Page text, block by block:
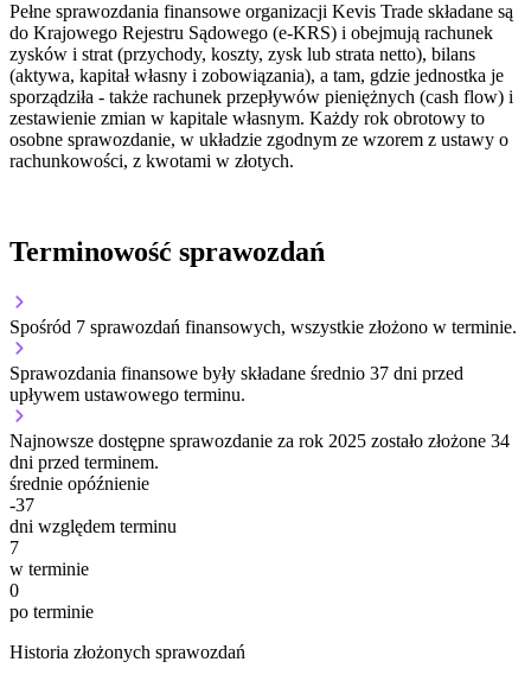
Pełne sprawozdania finansowe organizacji Kevis Trade składane są
do Krajowego Rejestru Sądowego (e-KRS) i obejmują rachunek
zysków i strat (przychody, koszty, zysk lub strata netto), bilans
(aktywa, kapitał własny i zobowiązania), a tam, gdzie jednostka je
sporządziła - także rachunek przepływów pieniężnych (cash flow) i
zestawienie zmian w kapitale własnym. Każdy rok obrotowy to
osobne sprawozdanie, w układzie zgodnym ze wzorem z ustawy o
rachunkowości, z kwotami w złotych.
Terminowość sprawozdań
Spośród 7 sprawozdań finansowych, wszystkie złożono w terminie.
Sprawozdania finansowe były składane średnio 37 dni przed
upływem ustawowego terminu.
Najnowsze dostępne sprawozdanie za rok 2025 zostało złożone 34
dni przed terminem.
średnie opóźnienie
-37
dni względem terminu
7
w terminie
0
po terminie
Historia złożonych sprawozdań